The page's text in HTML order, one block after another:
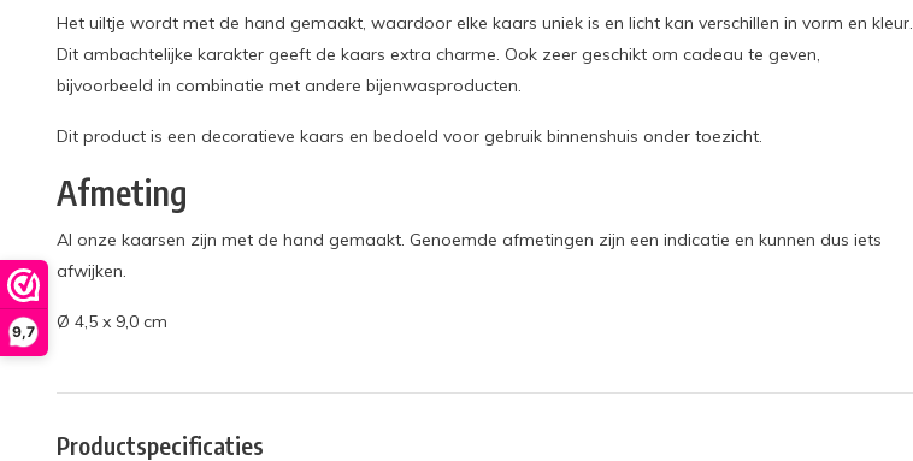
9,7
Het uiltje wordt met de hand gemaakt, waardoor elke kaars uniek is en licht kan verschillen in vorm en kleur.
Dit ambachtelijke karakter geeft de kaars extra charme. Ook zeer geschikt om cadeau te geven,
bijvoorbeeld in combinatie met andere bijenwasproducten.
Dit product is een decoratieve kaars en bedoeld voor gebruik binnenshuis onder toezicht.
Afmeting
Al onze kaarsen zijn met de hand gemaakt. Genoemde afmetingen zijn een indicatie en kunnen dus iets
afwijken.
Ø 4,5 x 9,0 cm
Productspecificaties